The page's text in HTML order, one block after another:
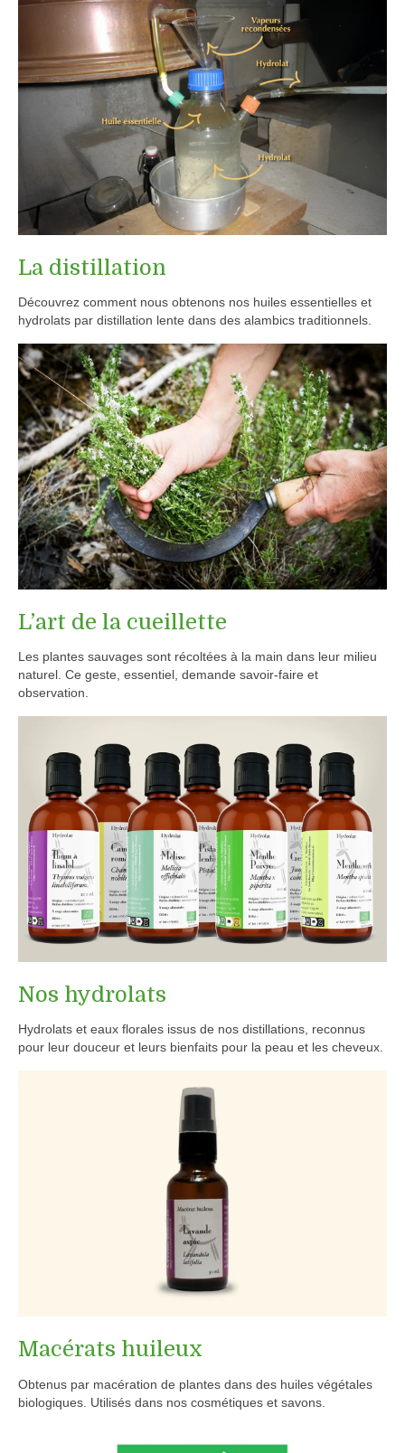
La distillation
Découvrez comment nous obtenons nos huiles essentielles et
hydrolats par distillation lente dans des alambics traditionnels.
L’art de la cueillette
Les plantes sauvages sont récoltées à la main dans leur milieu
naturel. Ce geste, essentiel, demande savoir-faire et
observation.
Nos hydrolats
Hydrolats et eaux florales issus de nos distillations, reconnus
pour leur douceur et leurs bienfaits pour la peau et les cheveux.
Macérats huileux
Obtenus par macération de plantes dans des huiles végétales
biologiques. Utilisés dans nos cosmétiques et savons.